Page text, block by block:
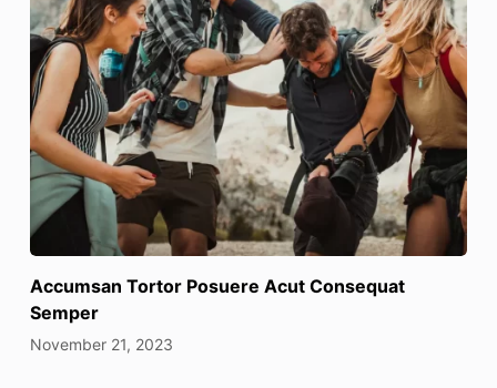
Accumsan Tortor Posuere Acut Consequat
Semper
November 21, 2023